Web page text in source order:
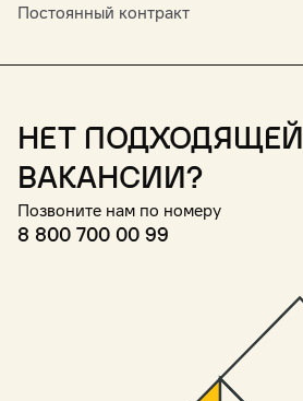
Постоянный контракт
Нет подходящей
вакансии?
Позвоните нам по номеру
8 800 700 00 99